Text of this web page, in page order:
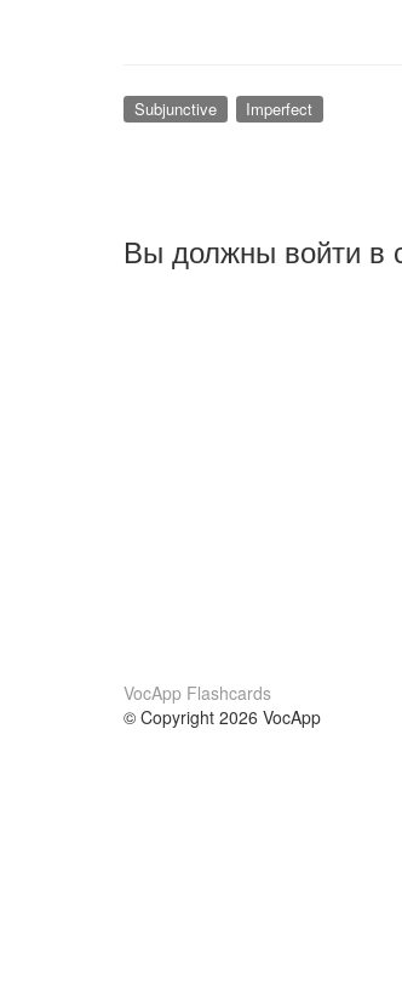
Subjunctive Imperfect
Вы должны войти в
VocApp Flashcards
© Copyright 2026 VocApp